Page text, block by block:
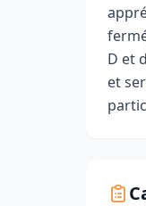
D et
et